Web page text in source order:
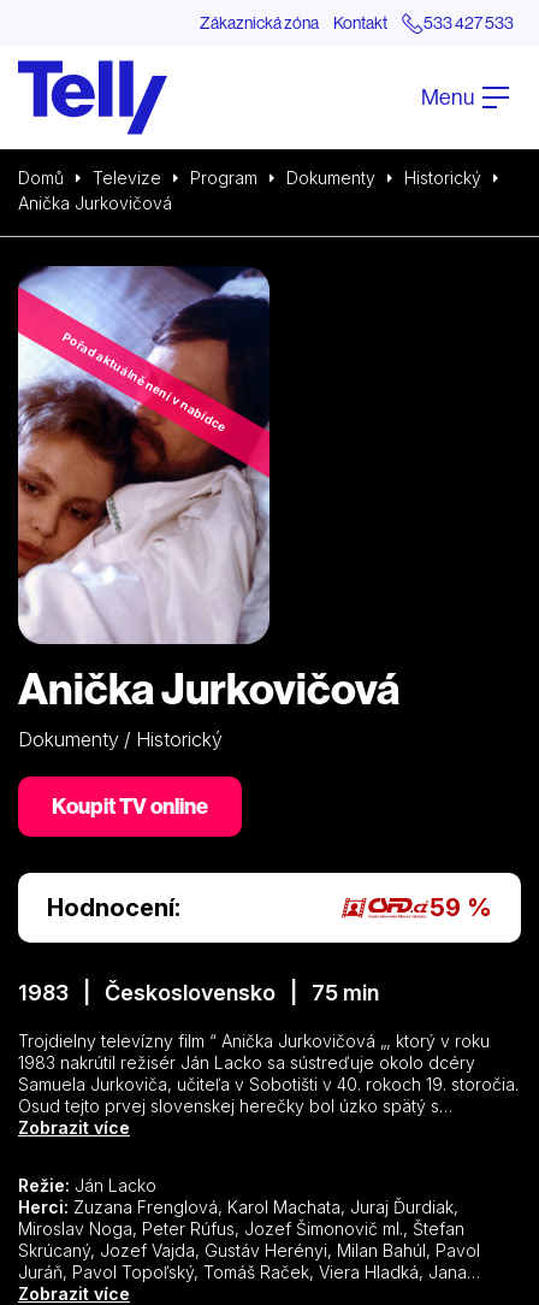
Zákaznická zóna Kontakt 533 427 533
Menu
Domů Televize Program Dokumenty
Historický
Anička Jurkovičová
Pořad aktuálně není v nabídce
Anička Jurkovičová
Dokumenty / Historický
Koupit TV online
Hodnocení: 59 %
1983 | Československo | 75 min
Trojdielny televízny film “ Anička Jurkovičová „, ktorý v roku
1983 nakrútil režisér Ján Lacko sa sústreďuje okolo dcéry
Samuela Jurkoviča, učiteľa v Sobotišti v 40. rokoch 19. storočia.
Osud tejto prvej slovenskej herečky bol úzko spätý s
najvýznamnejšími členmi štúrovskej družiny, ktorí neskôr tak
Zobrazit více
Režie: Ján Lacko
Herci:
Miroslav Noga, Peter Rúfus, Jozef Šimonovič ml., Štefan
Skrúcaný, Jozef Vajda, Gustáv Herényi, Milan Bahúl, Pavol
Juráň, Pavol Topoľský, Tomáš Raček, Viera Hladká, Jana
Nagyová, Oľga Vronská, Ladislav Kočan, Ondrej Malachovský,
Zobrazit více